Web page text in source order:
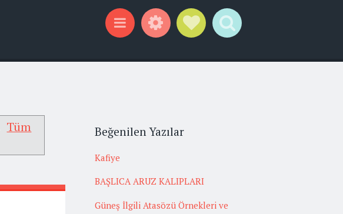
Tüm
Beğenilen Yazılar
Kafiye
BAŞLICA ARUZ KALIPLARI
Güneş İlgili Atasözü Örnekleri ve